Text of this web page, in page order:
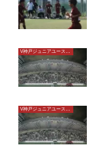
V神戸ジュニアユースU15
V神戸ジュニアユースU15